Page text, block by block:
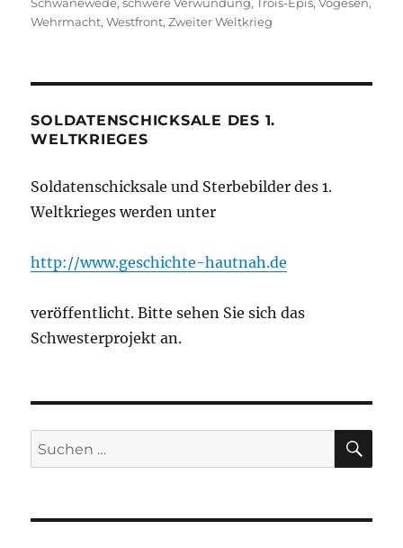
Wehrmacht,Westfront,Zweiter Weltkrieg
SOLDATENSCHICKSALE DES 1.
WELTKRIEGES
Soldatenschicksale und Sterbebilder des 1.
Weltkrieges werden unter
http://www.geschichte-hautnah.de
veröffentlicht. Bitte sehen Sie sich das
Schwesterprojekt an.
Suchen
nach: